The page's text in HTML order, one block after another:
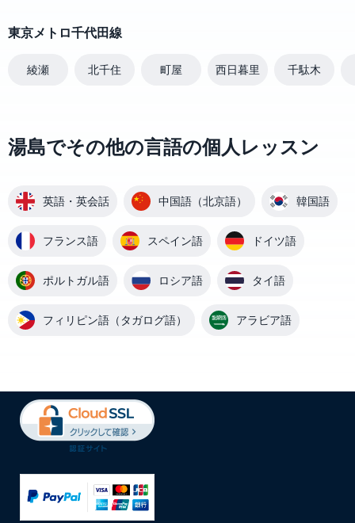
東京メトロ千代田線
綾瀬 北千住 町屋 西日暮里 千駄木
湯島でその他の言語の個人レッスン
英語・英会話 中国語（北京語） 韓国語
フランス語 スペイン語 ドイツ語
ポルトガル語 ロシア語 タイ語
フィリピン語（タガログ語） アラビア語